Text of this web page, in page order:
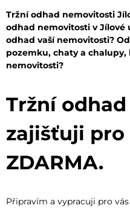
Tržní odhad nemovitosti
odhad nemovitosti v Jílové
odhad vaší nemovitosti?
pozemku, chaty a
nemovitosti?
Tržní
zajišťuji
ZDARMA.
Připravím a vypracuji pro